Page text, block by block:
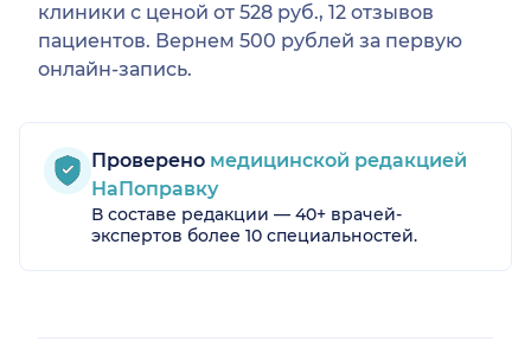
клиники с ценой от 528 руб., 12 отзывов
пациентов. Вернем 500 рублей за первую
онлайн-запись.
Проверено медицинской редакцией
НаПоправку
В составе редакции — 40+ врачей-
экспертов более 10 специальностей.